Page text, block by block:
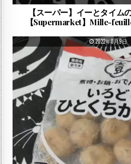
【スーパー】イーとタイム
【Supermarket】Mille-
PUBLISHED DATE:
2022年8月9日